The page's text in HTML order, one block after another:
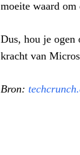
moeite waard om
Dus, hou je ogen
kracht van
Bron: